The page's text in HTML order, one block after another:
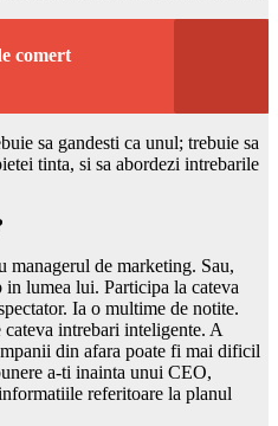
comert
sa gandesti ca unul; trebuie sa
tinta, si sa abordezi intrebarile
managerul de marketing. Sau,
lumea lui. Participa la cateva
Ia o multime de notite.
intrebari inteligente. A
din afara poate fi mai dificil
a-ti inainta unui CEO,
referitoare la planul